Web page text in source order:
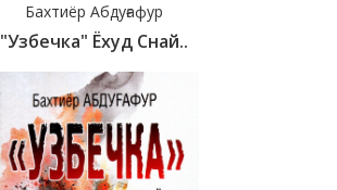
Бахтиёр Абдуғафур
"Узбечка" Ёхуд Снай..